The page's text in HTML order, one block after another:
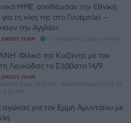
ΜΜΕ αποθέωσαν την Εθνική
τη νίκη της στο Γουέμπλεϊ –
την Αγγλία»
TEAM 11 ΟΚΤΩΒΡΊΟΥ 2024, 4:00 ΜΜ
Φιλικό της Κοζάνης με τον
Λευκάδας το Σάββατο 14/9
TEAM
2024, 10:29 ΠΜ - ΕΝΗΜΕΡΏΘΗΚΕ ΣΤΙΣ 27
5:56 ΜΜ
αγώνας για τον Ερμή Αμυνταίου με